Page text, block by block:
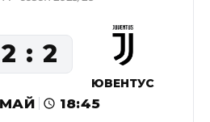
18:45
2 2
ЮВЕНТУС